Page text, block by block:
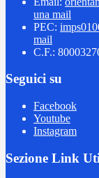
una mail
PEC:
mail
C.F.:
Seguici su
Facebook
Youtube
Instagram
Sezione Link